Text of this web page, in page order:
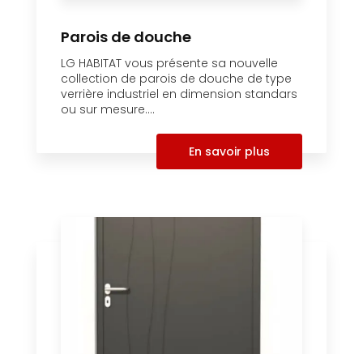
Parois de douche
LG HABITAT vous présente sa nouvelle
collection de parois de douche de type
verrière industriel en dimension standars
ou sur mesure....
En savoir plus